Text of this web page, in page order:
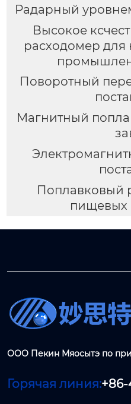
Радарный
Высокое
расходомер для
Поворотный
Магнитный
Поплавковый
пищевых
ООО Пекин Мяосытэ по
Горячая линия: